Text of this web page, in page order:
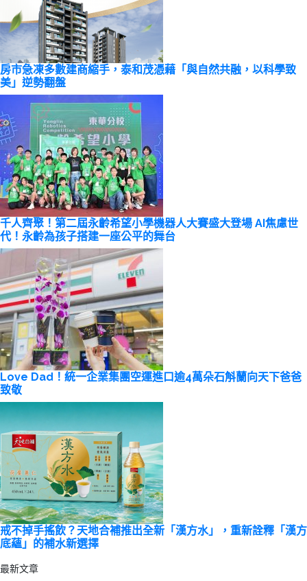
房市急凍多數建商縮手，泰和茂憑藉「與自然共融，以科學致
美」逆勢翻盤
千人齊聚！第二屆永齡希望小學機器人大賽盛大登場 AI焦慮世
代！永齡為孩子搭建一座公平的舞台
Love Dad！統一企業集團空運進口逾4萬朵石斛蘭向天下爸爸
致敬
戒不掉手搖飲？天地合補推出全新「漢方水」，重新詮釋「漢方
底蘊」的補水新選擇
最新文章